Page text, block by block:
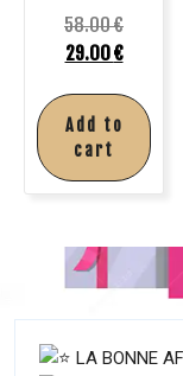
58.00€
29.00€
Add to
cart
LA BONNE